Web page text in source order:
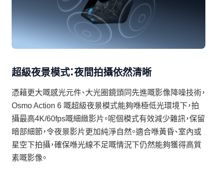
超級夜景模式：夜間拍攝依然清晰
憑藉更大嘅感光元件、大光圈鏡頭同先進嘅影像降噪技術，
Osmo Action 6 嘅超級夜景模式能夠喺極低光環境下，拍
攝最高4K/60fps嘅細緻影片。呢個模式有效減少雜訊，保留
暗部細節，令夜景影片更加純淨自然。適合喺黃昏、室內或
星空下拍攝，確保喺光線不足嘅情況下仍然能夠獲得高質
素嘅影像。